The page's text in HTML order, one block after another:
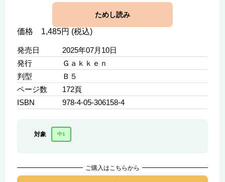
ためし読み
価格 1,485円 (税込)
発売日
2025年07月10日
発行
Ｇａｋｋｅｎ
判型
Ｂ５
ページ数
172頁
ISBN
978-4-05-306158-4
対象 中1
ご購入はこちらから